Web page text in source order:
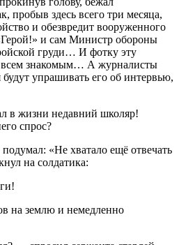
пробыв здесь всего три месяца,
и обезвредит вооруженного
и сам Министр обороны
груди… И фотку эту
знакомым… А журналисты
будут упрашивать его об интервью,
в жизни недавний школяр!
спрос?
«Не хватало ещё отвечать
на солдатика:
на землю и немедленно